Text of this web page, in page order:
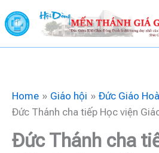
to
content
Home Giáo hội
Đức Giáo
Đức Thánh cha tiếp Học viện
Đức Thánh cha